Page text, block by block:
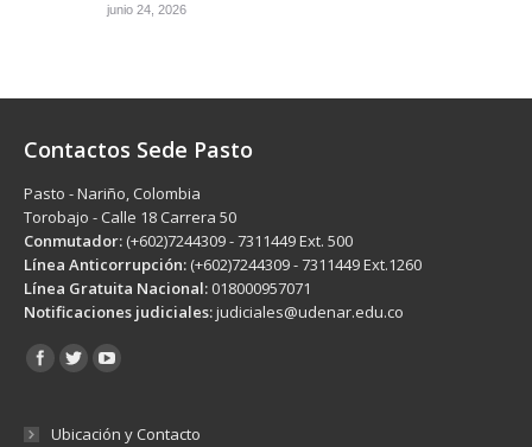
junio 24, 2026
Contactos Sede Pasto
Pasto - Nariño, Colombia
Torobajo - Calle 18 Carrera 50
Conmutador: (+602)7244309 - 7311449 Ext. 500
Línea Anticorrupción: (+602)7244309 - 7311449 Ext.1260
Línea Gratuita Nacional: 018000957071
Notificaciones judiciales:judiciales@udenar.edu.co
Encuéntranos en:
Ubicación y Contacto